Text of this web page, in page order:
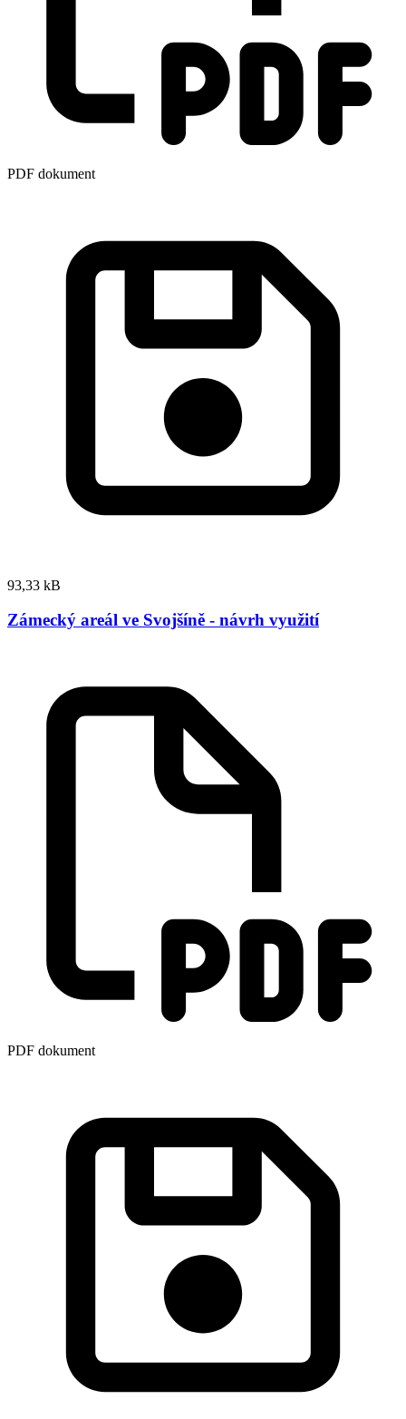
PDF dokument
93,33 kB
Zámecký areál ve Svojšíně - návrh využití
PDF dokument